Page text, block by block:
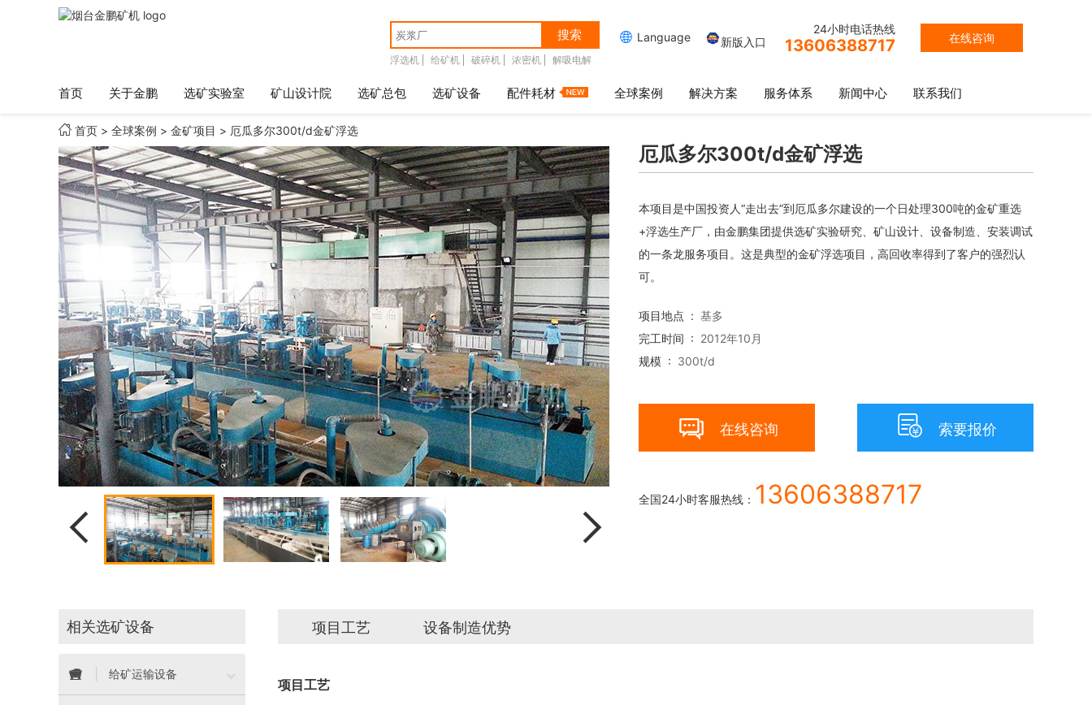
搜索
浮选机 给矿机 破碎机 浓密机 解吸电解
在线咨询
24小时电话热线
13606388717
 Language 新版入口
首页 关于金鹏 选矿实验室 矿山设计院 选矿总包 选矿设备 配件耗材 全球案例 解决方案 服务体系 新闻中心 联系我们
 首页 > 全球案例 > 金矿项目 > 厄瓜多尔300t/d金矿浮选
 
厄瓜多尔300t/d金矿浮选
本项目是中国投资人“走出去”到厄瓜多尔建设的一个日处理300吨的金矿重选
+浮选生产厂，由金鹏集团提供选矿实验研究、矿山设计、设备制造、安装调试
的一条龙服务项目。这是典型的金矿浮选项目，高回收率得到了客户的强烈认
可。
项目地点 : 基多
完工时间 : 2012年10月
规模 : 300t/d
 在线咨询  索要报价
全国24小时客服热线： 13606388717
相关选矿设备
 给矿运输设备
项目工艺 设备制造优势
项目工艺